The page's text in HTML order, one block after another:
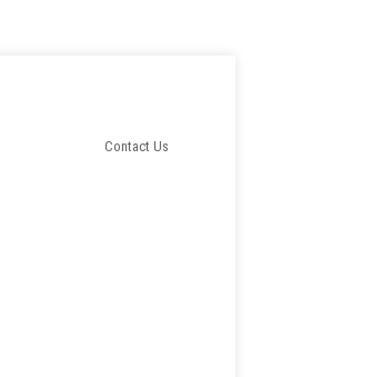
Contact Us